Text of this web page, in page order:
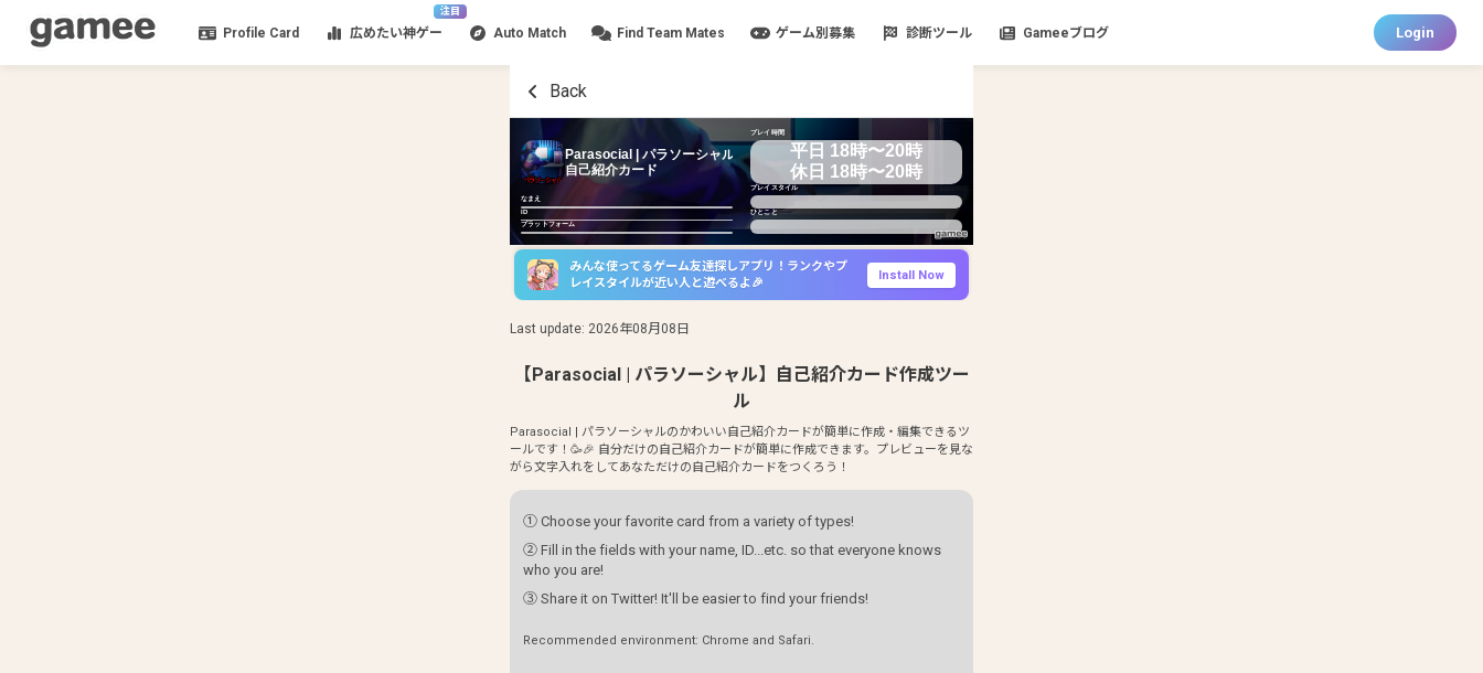
Profile Card
注目
広めたい神ゲー Auto Match Find Team Mates ゲーム別募集 診断ツール Gameeブログ Login
Back
Parasocial | パラソーシャル
自己紹介カード
なまえ
ID
プラットフォーム
プレイ時間
平日 18時〜20時
休日 18時〜20時
プレイスタイル
ひとこと
みんな使ってるゲーム友達探しアプリ！ランクやプ
レイスタイルが近い人と遊べるよ🎉
Install Now
Last update: 2026年08月08日
【Parasocial | パラソーシャル】自己紹介カード作成ツー
ル
Parasocial | パラソーシャルのかわいい自己紹介カードが簡単に作成・編集できるツ
ールです！🥳🎉 自分だけの自己紹介カードが簡単に作成できます。プレビューを見な
がら文字入れをしてあなただけの自己紹介カードをつくろう！
① Choose your favorite card from a variety of types!
② Fill in the fields with your name, ID...etc. so that everyone knows
who you are!
③ Share it on Twitter! It'll be easier to find your friends!
Recommended environment: Chrome and Safari.